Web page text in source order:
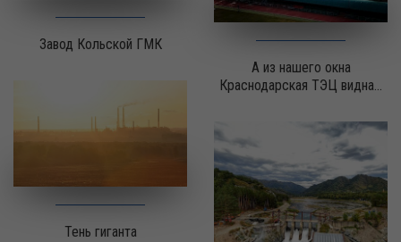
Завод Кольской ГМК
Тень гиганта
А из нашего окна
Краснодарская ТЭЦ видна...